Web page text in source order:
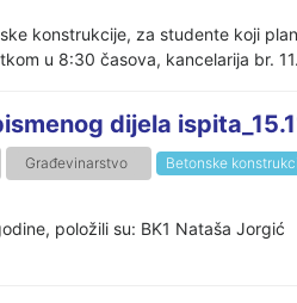
konstrukcije, za studente koji
u 8:30 časova, kancelarija br.
dijela
Građevinarstvo Betonske
godine,